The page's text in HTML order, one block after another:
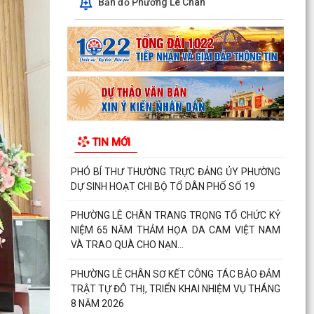
Bản đồ Phường Lê Chân
TIN MỚI
TRẬT TỰ ĐÔ THỊ, TRIỂN KHAI NHIỆM VỤ THÁNG
8 NĂM 2026
PHÓ BÍ THƯ THƯỜNG TRỰC ĐẢNG ỦY PHƯỜNG
LÊ CHÂN ĐỐI THOẠI VỀ HIỆU QUẢ SAU SẮP XẾP
TỔ DÂN PHỐ
NÂNG CAO CHẤT LƯỢNG ĐỘI NGŨ CÁN BỘ,
CẦU PHỤC VỤ NHÂN DÂN...
PHÓ BÍ THƯ THƯỜNG TRỰC ĐẢNG ỦY PHƯỜNG
LÊ CHÂN DỰ SINH HOẠT CHI BỘ TRƯỜNG
ĐÌNH CHỈ LƯU HÀNH, THU HỒI VÀ TIÊU HỦY MỸ
PHẨM VI PHẠM (TOÀN BỘ CÁC LÔ SẢN PHẨM
PHƯỜNG LÊ CHÂN TRIỂN KHAI QUYẾT ĐỊNH
GIAO CHỈ TIÊU PHÁT TRIỂN NGƯỜI THAM GIA